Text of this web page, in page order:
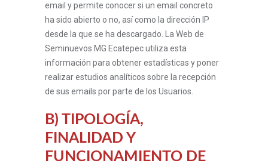
email y permite conocer si un email concreto
ha sido abierto o no, así como la dirección IP
desde la que se ha descargado. La Web de
Seminuevos MG Ecatepec utiliza esta
información para obtener estadísticas y poner
realizar estudios analíticos sobre la recepción
de sus emails por parte de los Usuarios.
B) TIPOLOGÍA,
FINALIDAD Y
FUNCIONAMIENTO DE